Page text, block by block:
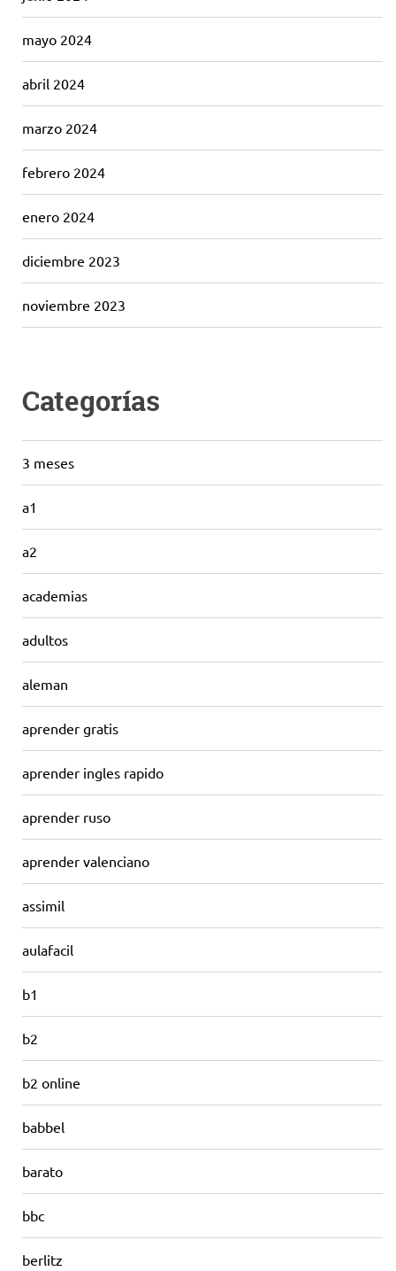
mayo 2024
abril 2024
marzo 2024
febrero 2024
enero 2024
diciembre 2023
noviembre 2023
Categorías
3 meses
a1
a2
academias
adultos
aleman
aprender gratis
aprender ingles rapido
aprender ruso
aprender valenciano
assimil
aulafacil
b1
b2
b2 online
babbel
barato
bbc
berlitz